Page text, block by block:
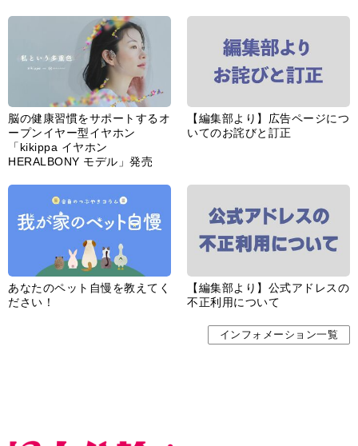
脳の健康習慣をサポートするオ
ープンイヤー型イヤホン
「kikippa イヤホン
HERALBONY モデル」発売
【編集部より】広告ページにつ
いてのお詫びと訂正
あなたのペット自慢を教えてく
ださい！
【編集部より】公式アドレスの
不正利用について
インフォメーション一覧